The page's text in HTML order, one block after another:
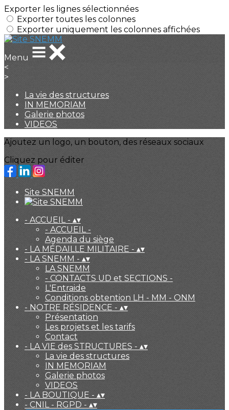
Exporter les lignes sélectionnées
Exporter toutes les colonnes
Exporter uniquement les colonnes affichées
Menu
<
>
La vie des structures
IN MEMORIAM
Galerie photos
VIDEOS
Ajoutez un logo, un bouton, des réseaux sociaux
Cliquez pour éditer
Site SNEMM
- ACCUEIL - ▴▾
- ACCUEIL -
Agenda du siège
- LA MÉDAILLE MILITAIRE - ▴▾
- LA SNEMM - ▴▾
LA SNEMM
- CONTACTS UD et SECTIONS -
L'Entraide
Conditions obtention LH - MM - ONM
- NOTRE RÉSIDENCE - ▴▾
Présentation
Les projets et les tarifs
Contact
- LA VIE des STRUCTURES - ▴▾
La vie des structures
IN MEMORIAM
Galerie photos
VIDEOS
- LA BOUTIQUE - ▴▾
- CNIL - RGPD - ▴▾